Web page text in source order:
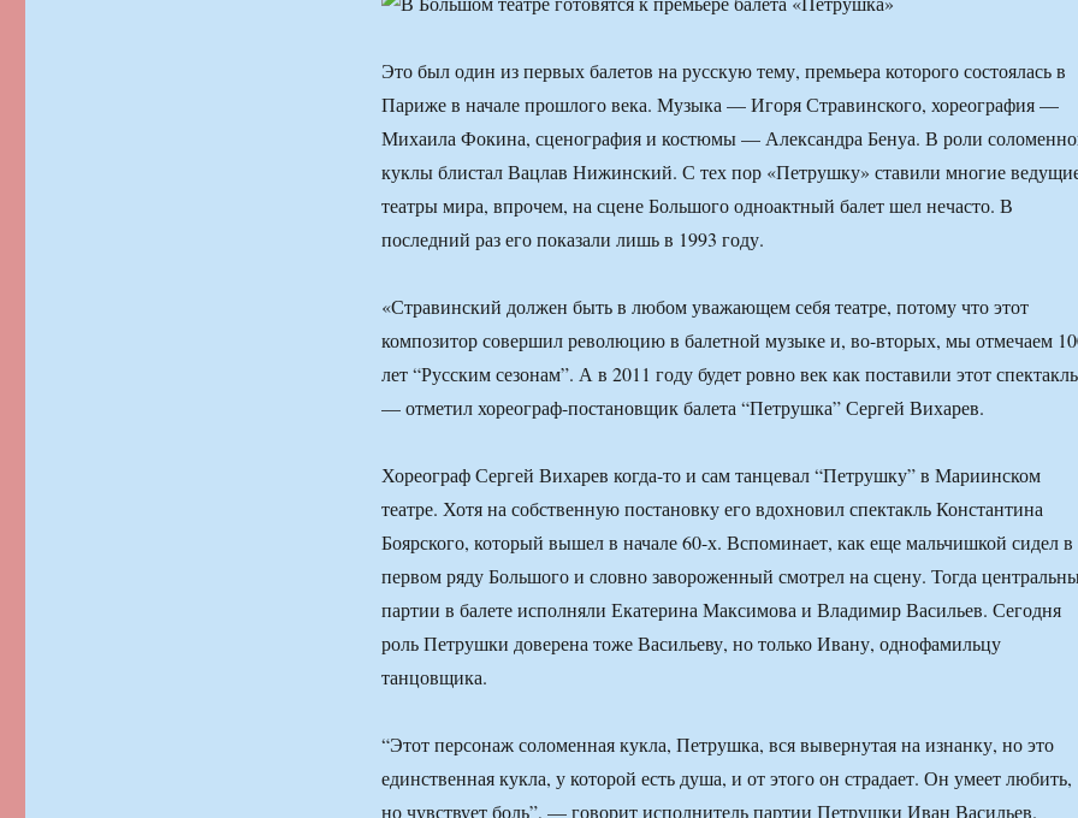
Это был один из первых балетов на русскую тему, премьера которого состоялась в
Париже в начале прошлого века. Музыка — Игоря Стравинского, хореография —
Михаила Фокина, сценография и костюмы — Александра Бенуа. В роли
куклы блистал Вацлав Нижинский. С тех пор «Петрушку» ставили многие
театры мира, впрочем, на сцене Большого одноактный балет шел нечасто. В
последний раз его показали лишь в 1993 году.
«Стравинский должен быть в любом уважающем себя театре, потому что этот
композитор совершил революцию в балетной музыке и, во-вторых, мы отмечаем
лет “Русским сезонам”. А в 2011 году будет ровно век как поставили этот
— отметил хореограф-постановщик балета “Петрушка” Сергей Вихарев.
Хореограф Сергей Вихарев когда-то и сам танцевал “Петрушку” в Мариинском
театре. Хотя на собственную постановку его вдохновил спектакль Константина
Боярского, который вышел в начале 60-х. Вспоминает, как еще мальчишкой сидел в
первом ряду Большого и словно завороженный смотрел на сцену. Тогда
партии в балете исполняли Екатерина Максимова и Владимир Васильев. Сегодня
роль Петрушки доверена тоже Васильеву, но только Ивану, однофамильцу
танцовщика.
“Этот персонаж соломенная кукла, Петрушка, вся вывернутая на изнанку, но это
единственная кукла, у которой есть душа, и от этого он страдает. Он умеет любить,
но чувствует боль”, — говорит исполнитель партии Петрушки Иван Васильев.